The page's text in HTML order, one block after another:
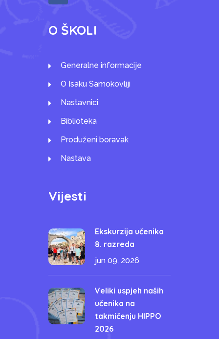
O ŠKOLI
Generalne informacije
O Isaku Samokovliji
Nastavnici
Biblioteka
Produženi boravak
Nastava
Vijesti
Ekskurzija učenika
8. razreda
jun 09, 2026
Veliki uspjeh naših
učenika na
takmičenju HIPPO
2026